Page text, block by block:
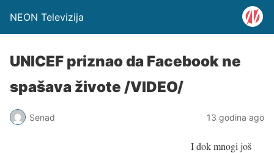
NEON Televizija
UNICEF priznao da Facebook ne
spašava živote /VIDEO/
Senad 13 godina ago
I dok mnogi još